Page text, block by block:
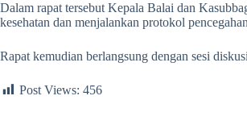
Dalam rapat tersebut Kepala Balai dan
kesehatan dan menjalankan protokol
Rapat kemudian berlangsung dengan sesi
Post Views: 456